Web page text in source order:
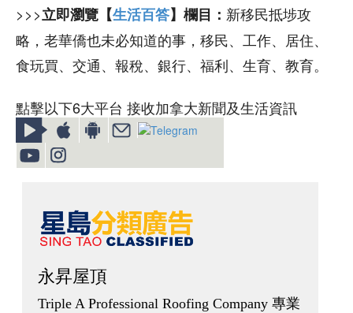
>>>立即瀏覽【生活百答】欄目： 新移民抵埗攻
略，老華僑也未必知道的事，移民、工作、居住、
食玩買、交通、報稅、銀行、福利、生育、教育。
點擊以下6大平台 接收加拿大新聞及生活資訊